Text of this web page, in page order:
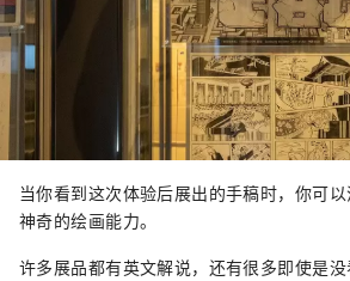
当你看到这次体验后展出的手稿时，你可
神奇的绘画能力。
许多展品都有英文解说，还有很多即使是